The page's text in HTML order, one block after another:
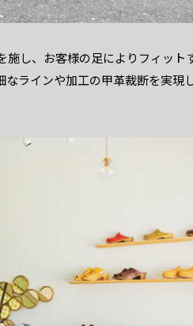
し、お客様の足によりフィット
ラインや加工の甲革裁断を実現